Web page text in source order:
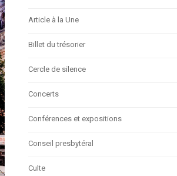
Article à la Une
Billet du trésorier
Cercle de silence
Concerts
Conférences et expositions
Conseil presbytéral
Culte